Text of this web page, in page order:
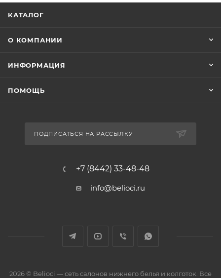
КАТАЛОГ
О КОМПАНИИ
ИНФОРМАЦИЯ
ПОМОЩЬ
ПОДПИСАТЬСЯ НА РАССЫЛКУ
+7 (8442) 33-48-48
info@belioci.ru
2026 © Belioci — сеть салонов нижнего белья и колготок. Все